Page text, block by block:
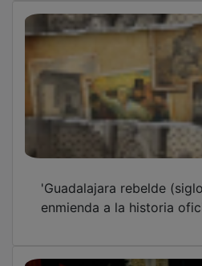
Torija cierra con éxito la
Historia tras reunir a